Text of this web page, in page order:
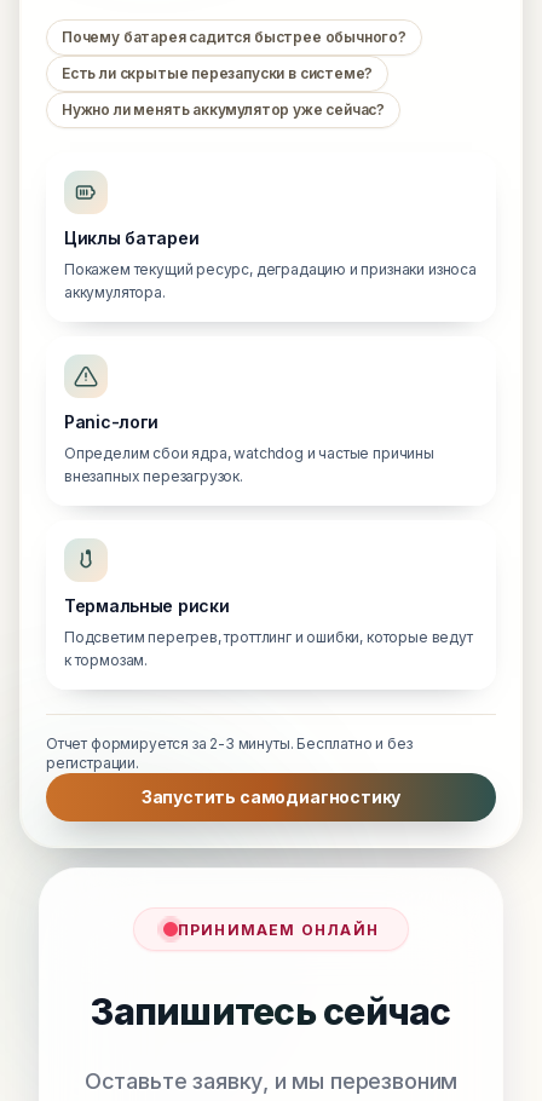
Почему батарея садится быстрее обычного?
Есть ли скрытые перезапуски в системе?
Нужно ли менять аккумулятор уже сейчас?
Циклы батареи
Покажем текущий ресурс, деградацию и признаки износа
аккумулятора.
Panic-логи
Определим сбои ядра, watchdog и частые причины
внезапных перезагрузок.
Термальные риски
Подсветим перегрев, троттлинг и ошибки, которые ведут
к тормозам.
Отчет формируется за 2-3 минуты. Бесплатно и без
регистрации.
Запустить самодиагностику
ПРИНИМАЕМ ОНЛАЙН
Запишитесь сейчас
Оставьте заявку, и мы перезвоним